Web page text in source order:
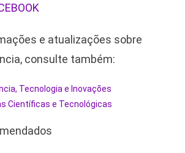
e atualizações sobre
consulte também:
Tecnologia e Inovações
Científicas e Tecnológicas